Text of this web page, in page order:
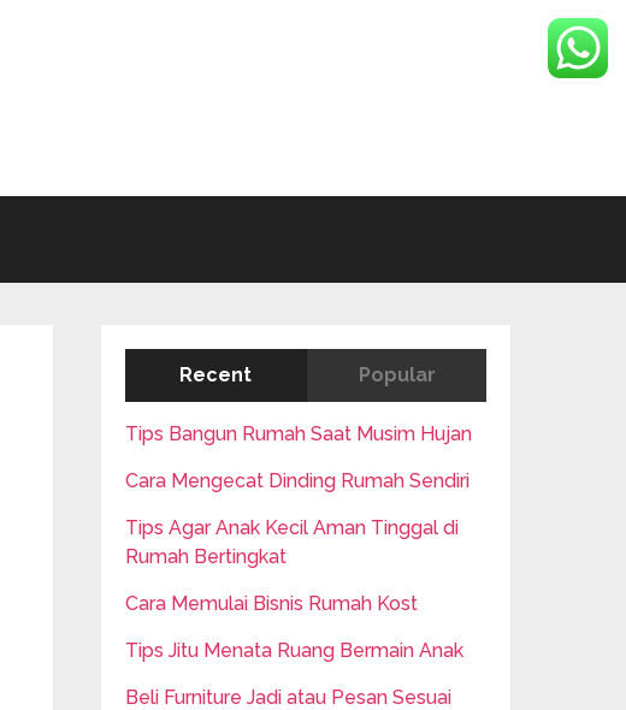
Recent Popular
Tips Bangun Rumah Saat Musim Hujan
Cara Mengecat Dinding Rumah Sendiri
Tips Agar Anak Kecil Aman Tinggal di
Rumah Bertingkat
Cara Memulai Bisnis Rumah Kost
Tips Jitu Menata Ruang Bermain Anak
Beli Furniture Jadi atau Pesan Sesuai